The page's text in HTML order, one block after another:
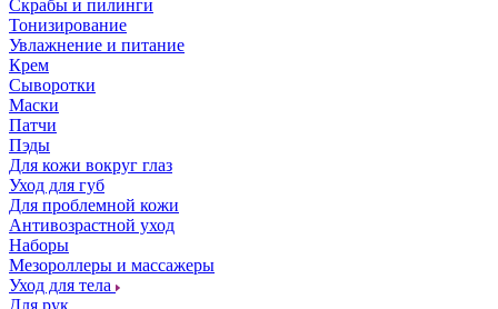
Скрабы и пилинги
Тонизирование
Увлажнение и питание
Крем
Сыворотки
Маски
Патчи
Пэды
Для кожи вокруг глаз
Уход для губ
Для проблемной кожи
Антивозрастной уход
Наборы
Мезороллеры и массажеры
Уход для тела